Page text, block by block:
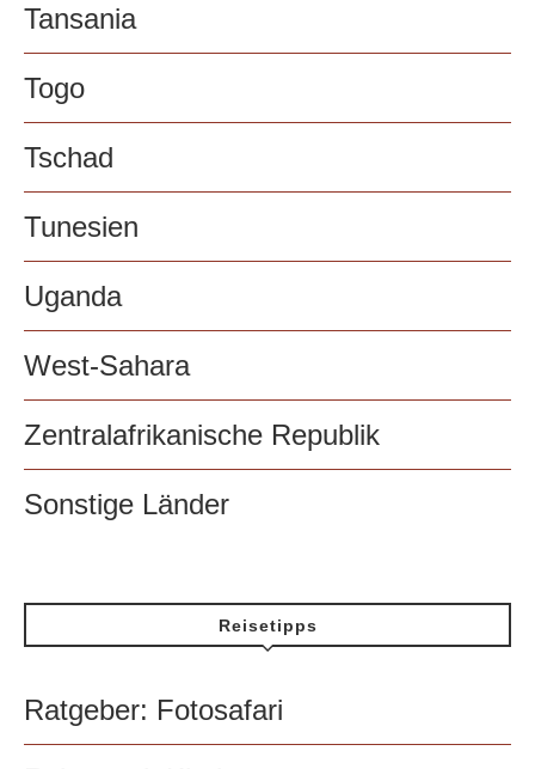
Tansania
Togo
Tschad
Tunesien
Uganda
West-Sahara
Zentralafrikanische Republik
Sonstige Länder
Reisetipps
Ratgeber: Fotosafari